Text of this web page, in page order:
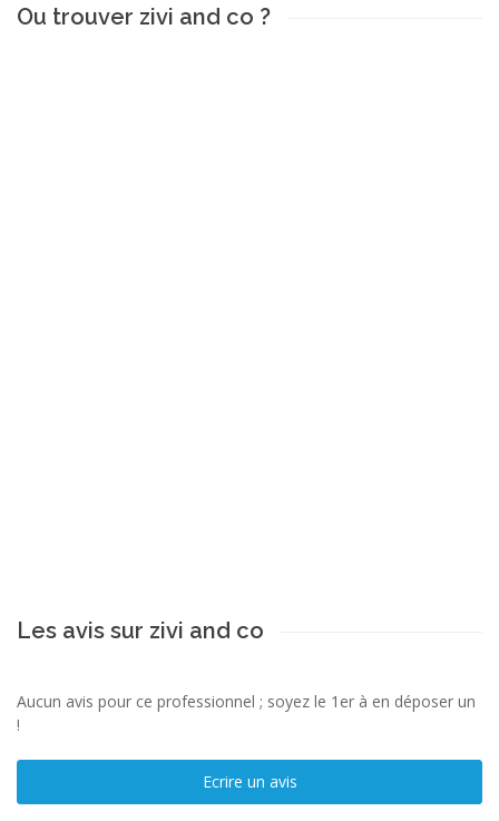
Ou trouver zivi and co ?
Les avis sur zivi and co
Aucun avis pour ce professionnel ; soyez le 1er à en déposer un
!
Ecrire un avis